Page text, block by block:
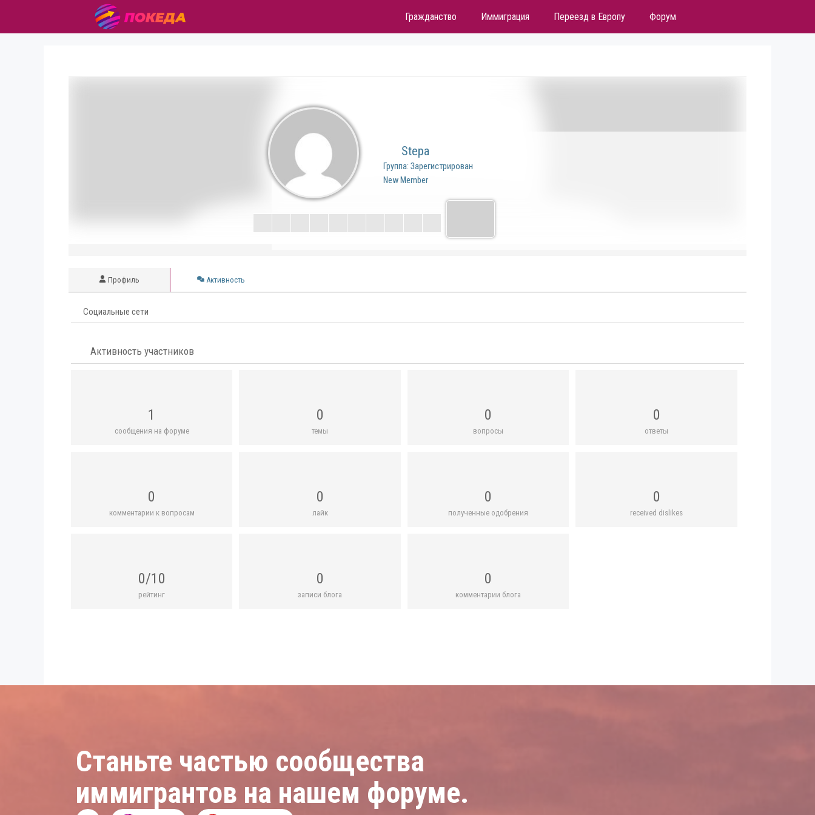
Гражданство Иммиграция Переезд в Европу Форум
Stepa
Группа: Зарегистрирован
New Member
Профиль Активность
Социальные сети
Активность участников
1
сообщения на форуме
0
темы
0
вопросы
0
ответы
0
комментарии к вопросам
0
лайк
0
полученные одобрения
0
received dislikes
0/10
рейтинг
0
записи блога
0
комментарии блога
Станьте частью сообщества
иммигрантов на нашем форуме.